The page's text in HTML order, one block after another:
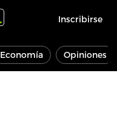
Inscribirse
Economía Opiniones